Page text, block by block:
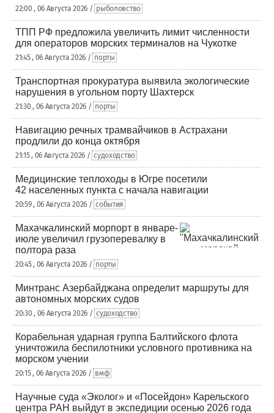
22:00 , 06 Августа 2026 / рыболовство
ТПП РФ предложила увеличить лимит численности
для операторов морских терминалов на Чукотке
21:45 , 06 Августа 2026 / порты
Транспортная прокуратура выявила экологические
нарушения в угольном порту Шахтерск
21:30 , 06 Августа 2026 / порты
Навигацию речных трамвайчиков в Астрахани
продлили до конца октября
21:15 , 06 Августа 2026 / судоходство
Медицинские теплоходы в Югре посетили
42 населенных пункта с начала навигации
20:59 , 06 Августа 2026 / события
Махачкалинский морпорт в январе-
июле увеличил грузоперевалку в
полтора раза
20:45 , 06 Августа 2026 / порты
Минтранс Азербайджана определит маршруты для
автономных морских судов
20:30 , 06 Августа 2026 / судоходство
Корабельная ударная группа Балтийского флота
уничтожила беспилотники условного противника на
морском учении
20:15 , 06 Августа 2026 / вмф
Научные суда «Эколог» и «Посейдон» Карельского
центра РАН выйдут в экспедиции осенью 2026 года